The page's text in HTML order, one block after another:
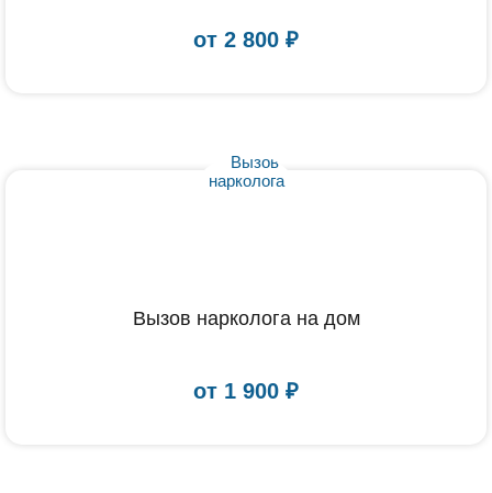
от 2 800 ₽
Вызов нарколога на дом
от 1 900 ₽